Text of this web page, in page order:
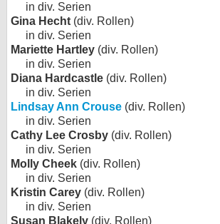
in div. Serien
Gina Hecht (div. Rollen)
in div. Serien
Mariette Hartley (div. Rollen)
in div. Serien
Diana Hardcastle (div. Rollen)
in div. Serien
Lindsay Ann Crouse (div. Rollen)
in div. Serien
Cathy Lee Crosby (div. Rollen)
in div. Serien
Molly Cheek (div. Rollen)
in div. Serien
Kristin Carey (div. Rollen)
in div. Serien
Susan Blakely (div. Rollen)